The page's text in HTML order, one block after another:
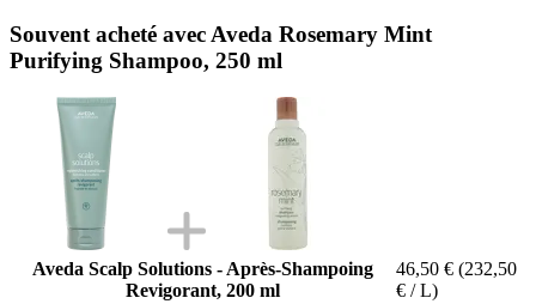
Souvent acheté avec Aveda Rosemary Mint
Purifying Shampoo, 250 ml
Aveda Scalp Solutions - Après-Shampoing
Revigorant, 200 ml
46,50 € (232,50
€ / L)